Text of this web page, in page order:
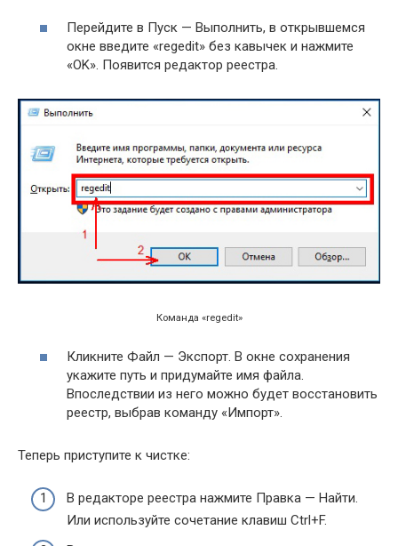
Перейдите в Пуск — Выполнить, в открывшемся
окне введите «regedit» без кавычек и нажмите
«OK». Появится редактор реестра.
Команда «regedit»
Кликните Файл — Экспорт. В окне сохранения
укажите путь и придумайте имя файла.
Впоследствии из него можно будет восстановить
реестр, выбрав команду «Импорт».
Теперь приступите к чистке:
В редакторе реестра нажмите Правка — Найти.
Или используйте сочетание клавиш Ctrl+F.